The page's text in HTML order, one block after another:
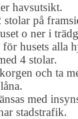
havsutsikt.
på
o ner i
husets alla
4 stolar.
och ta
med
stadstrafik.